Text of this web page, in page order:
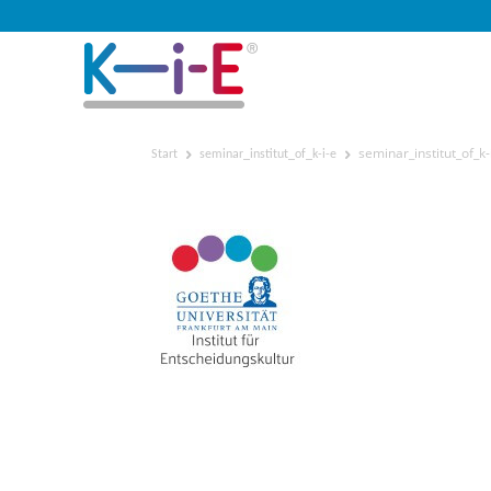
Start seminar_institut_of_k-i-e